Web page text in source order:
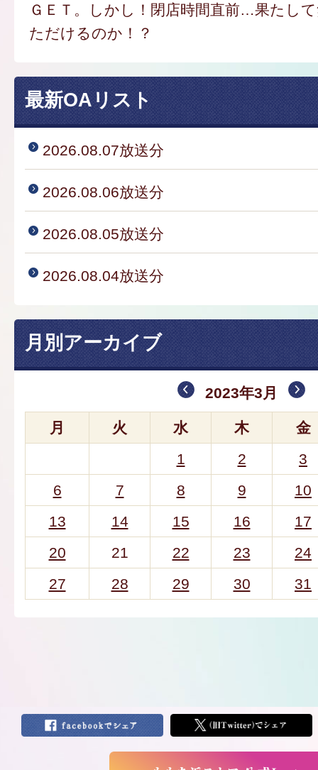
ＧＥＴ。しかし！閉店時間直前…果たし
ただけるのか！？
最新OAリスト
2026.08.07放送分
2026.08.06放送分
2026.08.05放送分
2026.08.04放送分
月別アーカイブ
2023年3月
月 火 水 木
金
1
2
3
6
7 8 9
10
13
14 15 16
17
20
21 22 23
24
27
28 29 30 31